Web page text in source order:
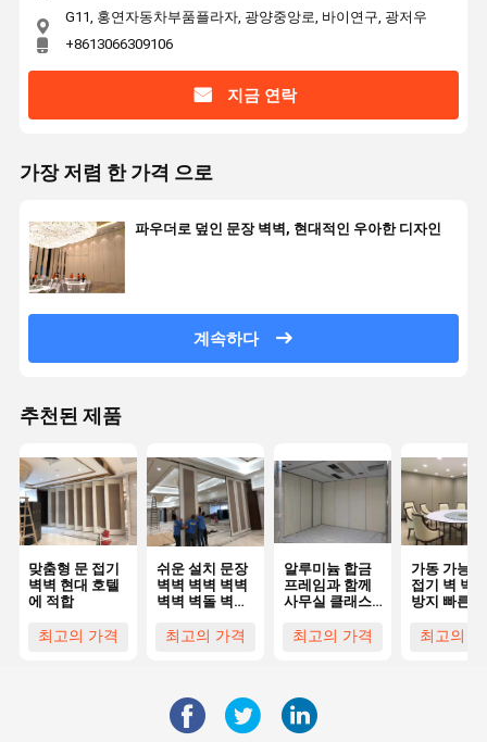
G11, 홍연자동차부품플라자, 광양중앙로, 바이연구, 광저우
+8613066309106
지금 연락
가장 저렴 한 가격 으로
파우더로 덮인 문장 벽벽, 현대적인 우아한 디자인
계속하다
추천된 제품
맞춤형 문 접기
벽벽 현대 호텔
에 적합
최고의 가격
쉬운 설치 문장
벽벽 벽벽 벽벽
벽벽 벽돌 벽돌
최고의 가격
알루미늄 합금
프레임과 함께
사무실 클래스
이동 벽
최고의 가격
가동 가능한
접기 벽 벽
방지 빠른
최고의